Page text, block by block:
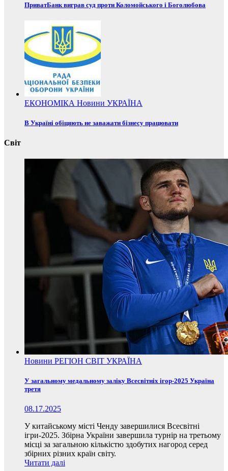
ПриватБанк виграв суд проти Коломойського і Боголюбова
ЕКОНОМІКА Новини УКРАЇНА
В Україні обіцяють не заважати бізнесу працювати
Світ
Новини РЕГІОН СВІТ УКРАЇНА
У загальному медальному заліку Всесвітніх ігор-2025 Україна
третя
08.17.2025
У китайському місті Ченду завершилися Всесвітні
ігри-2025. Збірна України завершила турнір на третьому
місці за загальною кількістю здобутих нагород серед
збірних різних країн світу.
Читати далі